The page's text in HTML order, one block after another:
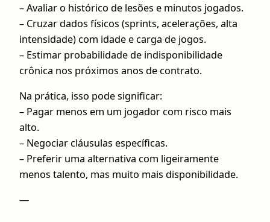
– Avaliar o histórico de lesões e minutos jogados.
– Cruzar dados físicos (sprints, acelerações, alta
intensidade) com idade e carga de jogos.
– Estimar probabilidade de indisponibilidade
crônica nos próximos anos de contrato.
Na prática, isso pode significar:
– Pagar menos em um jogador com risco mais
alto.
– Negociar cláusulas específicas.
– Preferir uma alternativa com ligeiramente
menos talento, mas muito mais disponibilidade.
—